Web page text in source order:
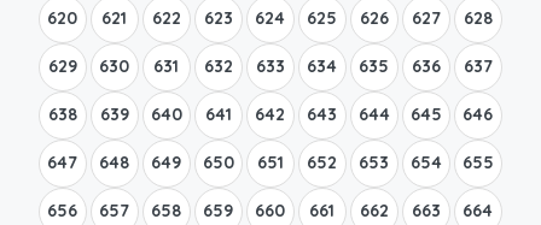
620 621 622 623 624 625 626 627 628
629 630 631 632 633 634 635 636 637
638 639 640 641 642 643 644 645 646
647 648 649 650 651 652 653 654 655
656 657 658 659 660 661 662 663 664